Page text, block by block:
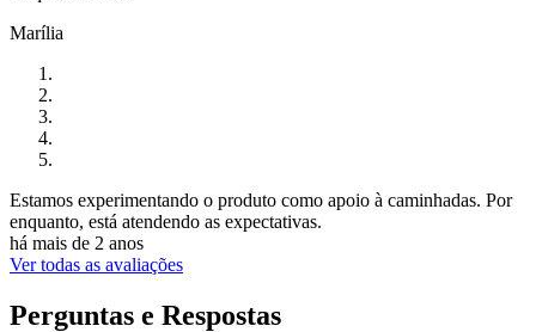
Marília
Estamos experimentando o produto como apoio à caminhadas. Por
enquanto, está atendendo as expectativas.
há mais de 2 anos
Ver todas as avaliações
Perguntas e Respostas